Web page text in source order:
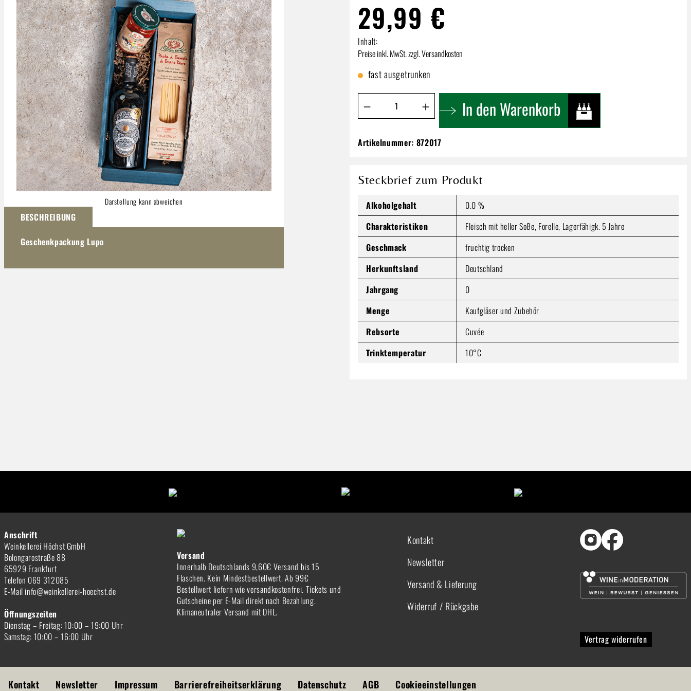
Darstellung kann abweichen
BESCHREIBUNG
Geschenkpackung Lupo
29,99 €
Inhalt:
Preise inkl. MwSt. zzgl. Versandkosten
fast ausgetrunken
Produkt Anzahl: Gib den gewünschten Wert ein oder benutze die
In den Warenkorb
29,99 €
Inhalt:
Preise inkl. MwSt. zzgl. Versandkosten
Artikelnummer: 872017
Steckbrief zum Produkt
Alkoholgehalt
0.0 %
Charakteristiken
Fleisch mit heller Soße, Forelle, Lagerfähigk. 5 Jahre
Geschmack
fruchtig trocken
Herkunftsland
Deutschland
Jahrgang
0
Menge
Kaufgläser und Zubehör
Rebsorte
Cuvée
Trinktemperatur
10°C
Anschrift
Weinkellerei Höchst GmbH
Bolongarostraße 88
65929 Frankfurt
Telefon 069 312085
E-Mail info@weinkellerei-hoechst.de
Öffnungszeiten
Dienstag – Freitag: 10:00 – 19:00 Uhr
Samstag: 10:00 – 16:00 Uhr
Versand
Innerhalb Deutschlands 9,60€ Versand bis 15
Flaschen. Kein Mindestbestellwert. Ab 99€
Bestellwert liefern wie versandkostenfrei. Tickets und
Gutscheine per E-Mail direkt nach Bezahlung.
Klimaneutraler Versand mit DHL.
Kontakt
Newsletter
Versand & Lieferung
Widerruf / Rückgabe
Vertrag widerrufen
Kontakt Newsletter Impressum Barrierefreiheitserklärung Datenschutz AGB Cookieeinstellungen